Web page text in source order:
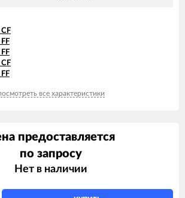
все характеристики
предоставляется
по запросу
Нет в наличии